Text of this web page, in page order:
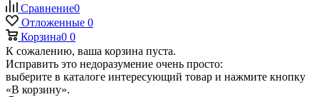
Сравнение0
Отложенные 0
Корзина0 0
К сожалению, ваша корзина пуста.
Исправить это недоразумение очень просто:
выберите в каталоге интересующий товар и нажмите кнопку
«В корзину».